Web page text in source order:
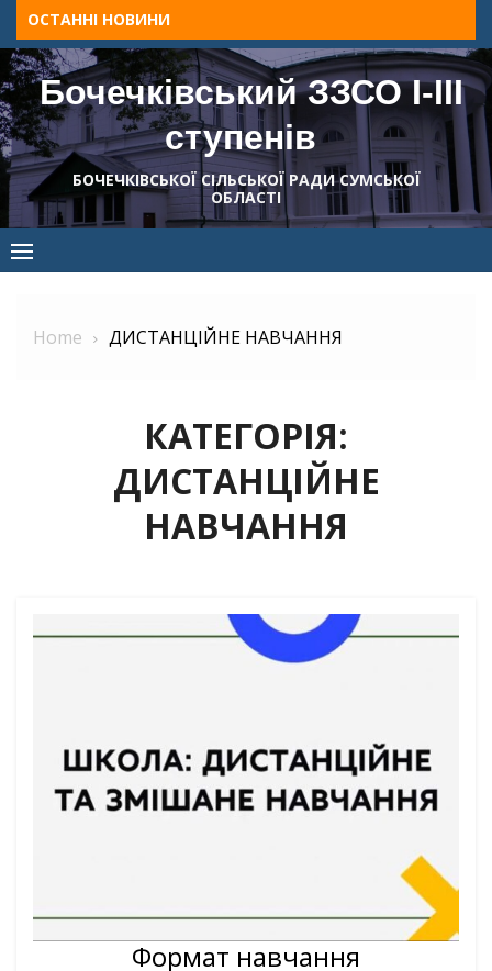
Skip
to
content
ОСТАННІ НОВИНИ
Бочечківський ЗЗСО І-ІІІ
ступенів
БОЧЕЧКІВСЬКОЇ СІЛЬСЬКОЇ РАДИ СУМСЬКОЇ
ОБЛАСТІ
Home ДИСТАНЦІЙНЕ НАВЧАННЯ
КАТЕГОРІЯ:
ДИСТАНЦІЙНЕ
НАВЧАННЯ
Формат навчання